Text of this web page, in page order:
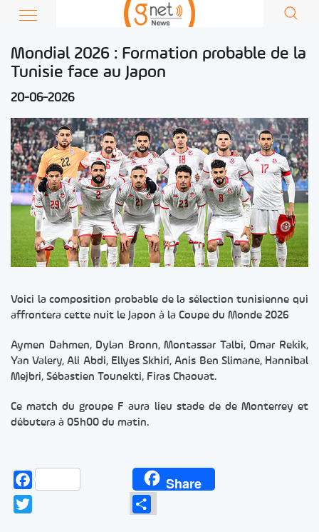
Mondial 2026 : Formation probable de la
Tunisie face au Japon
20-06-2026
Voici la composition probable de la sélection tunisienne qui
affrontera cette nuit le Japon à la Coupe du Monde 2026
Aymen Dahmen, Dylan Bronn, Montassar Talbi, Omar Rekik,
Yan Valery, Ali Abdi, Ellyes Skhiri, Anis Ben Slimane, Hannibal
Mejbri, Sébastien Tounekti, Firas Chaouat.
Ce match du groupe F aura lieu stade de de Monterrey et
débutera à 05h00 du matin.
Facebook Share